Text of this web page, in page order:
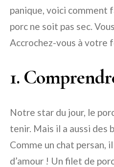
panique, voici comment
porc ne soit pas sec.
Accrochez-vous à votre
1.
Notre star du jour, le
tenir. Mais il a aussi des
Comme un chat persan,
d’amour ! Un filet de